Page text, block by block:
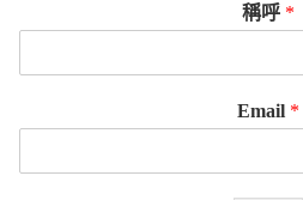
稱呼 *
Email *